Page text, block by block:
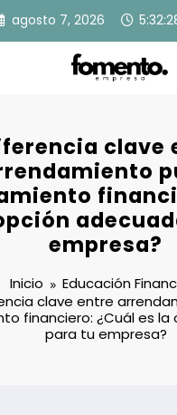
agosto 7, 2026
clave
empresa?
Inicio
Educación
clave entre
financiero: ¿Cuál es
para tu empresa?